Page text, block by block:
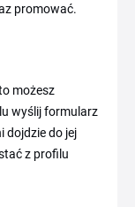
promować.
możesz
wyślij formularz
dojdzie do jej
z profilu